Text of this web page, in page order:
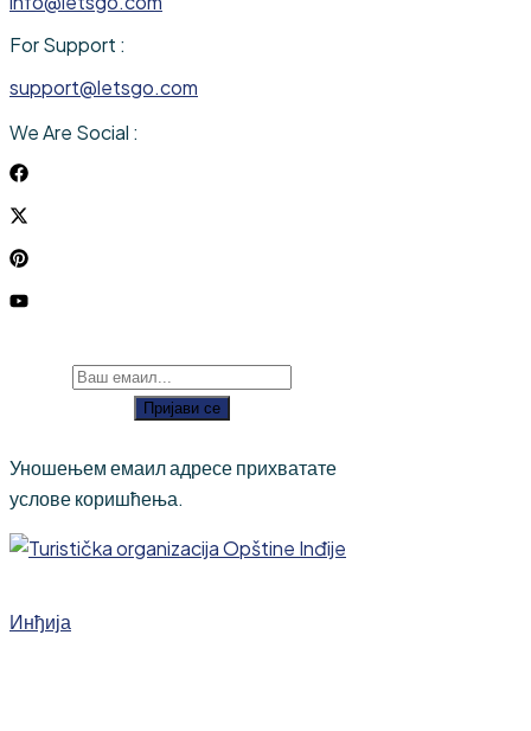
For Support :
support@letsgo.com
We Are Social :
Пријави се
Уношењем емаил адресе прихватате
услове коришћења.
Инђија